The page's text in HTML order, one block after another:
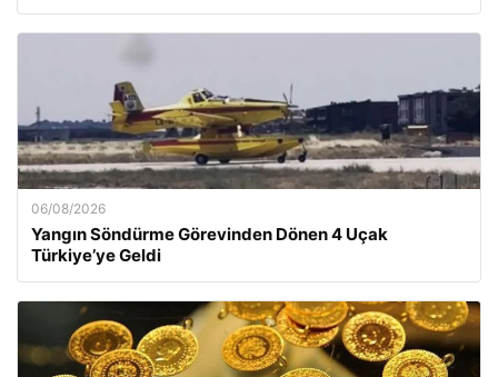
06/08/2026
Yangın Söndürme Görevinden Dönen 4 Uçak
Türkiye’ye Geldi